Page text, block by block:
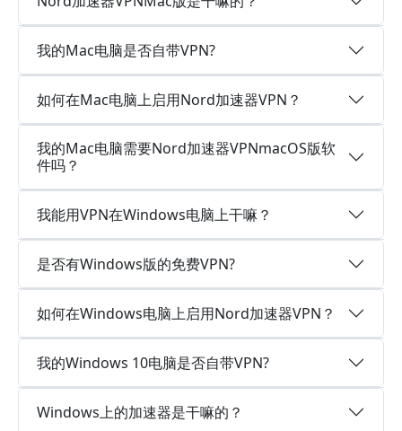
我的Mac电脑是否自带VPN?
如何在Mac电脑上启用Nord加速器VPN？
我的Mac电脑需要Nord加速器VPNmacOS版软
件吗？
我能用VPN在Windows电脑上干嘛？
是否有Windows版的免费VPN?
如何在Windows电脑上启用Nord加速器VPN？
我的Windows 10电脑是否自带VPN?
Windows上的加速器是干嘛的？